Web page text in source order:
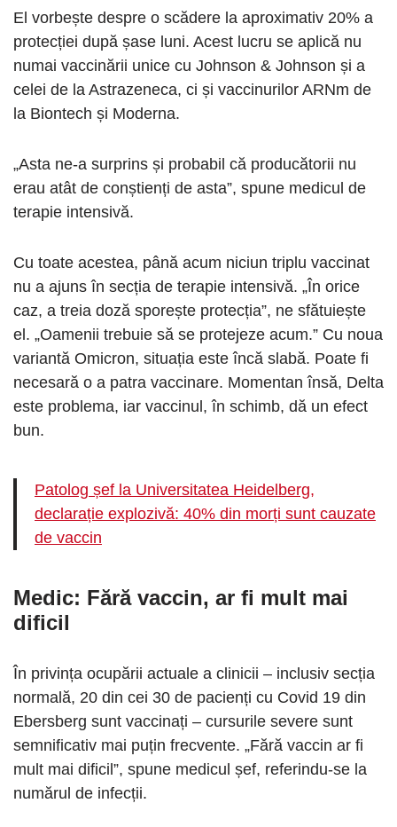
El vorbește despre o scădere la aproximativ 20% a
protecției după șase luni. Acest lucru se aplică nu
numai vaccinării unice cu Johnson & Johnson și a
celei de la Astrazeneca, ci și vaccinurilor ARNm de
la Biontech și Moderna.
„Asta ne-a surprins și probabil că producătorii nu
erau atât de conștienți de asta”, spune medicul de
terapie intensivă.
Cu toate acestea, până acum niciun triplu vaccinat
nu a ajuns în secția de terapie intensivă. „În orice
caz, a treia doză sporește protecția”, ne sfătuiește
el. „Oamenii trebuie să se protejeze acum.” Cu noua
variantă Omicron, situația este încă slabă. Poate fi
necesară o a patra vaccinare. Momentan însă, Delta
este problema, iar vaccinul, în schimb, dă un efect
bun.
Patolog șef la Universitatea Heidelberg,
declarație explozivă: 40% din morți sunt cauzate
de vaccin
Medic: Fără vaccin, ar fi mult mai
dificil
În privința ocupării actuale a clinicii – inclusiv secția
normală, 20 din cei 30 de pacienți cu Covid 19 din
Ebersberg sunt vaccinați – cursurile severe sunt
semnificativ mai puțin frecvente. „Fără vaccin ar fi
mult mai dificil”, spune medicul șef, referindu-se la
numărul de infecții.